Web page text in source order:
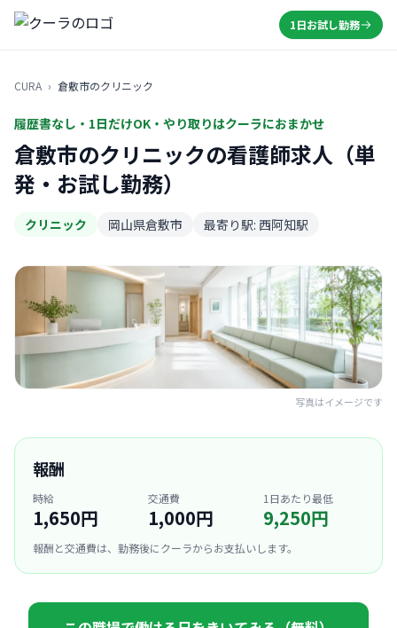
1日お試し勤務
CURA › 倉敷市のクリニック
履歴書なし・1日だけOK・やり取りはクーラにおまかせ
倉敷市のクリニックの看護師求人（単
発・お試し勤務）
クリニック 岡山県倉敷市 最寄り駅: 西阿知駅
写真はイメージです
報酬
時給
1,650円
交通費
1,000円
1日あたり最低
9,250円
報酬と交通費は、勤務後にクーラからお支払いします。